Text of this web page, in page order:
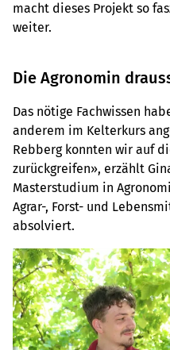
macht dieses Projekt so
weiter.
Die Agronomin
Das nötige Fachwissen
anderem im Kelterkurs
Rebberg konnten wir auf
zurückgreifen», erzählt
Masterstudium in
Agrar-, Forst- und
absolviert.